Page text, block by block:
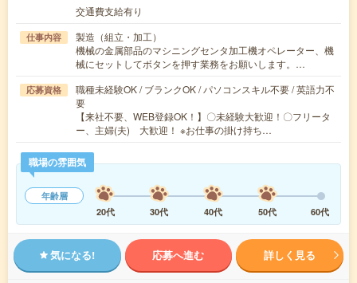
交通費支給有り
仕事内容
製造（組立・加工）
機械の金属部品のマシニングセンタ加工機オペレーター、機
械にセットしてボタンを押す業務をお願いします。…
応募資格
職種未経験OK / ブランクOK / パソコンスキル不要 / 英語力不
要
【来社不要、WEB登録OK！】〇未経験大歓迎！〇フリータ
ー、主婦(夫) 大歓迎！ ※お仕事の掛け持ち…
職場の雰囲気
年齢層
20代
30代 40代 50代 60代
気になる! 応募へ進む 詳しく見る